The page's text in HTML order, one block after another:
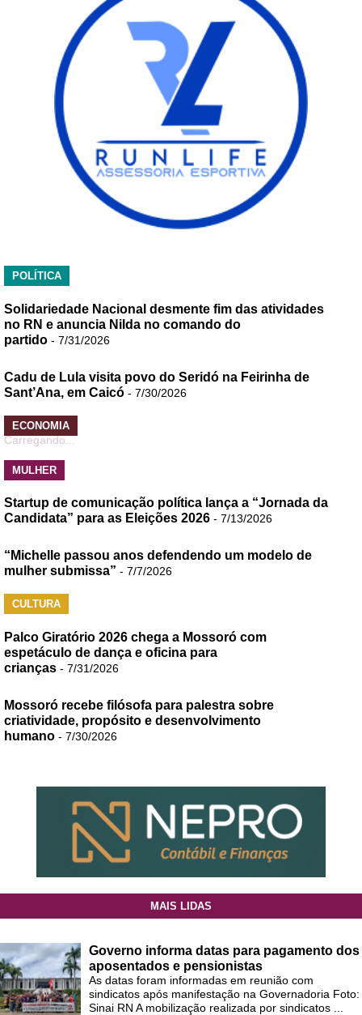
POLÍTICA
Solidariedade Nacional desmente fim das atividades
no RN e anuncia Nilda no comando do
partido - 7/31/2026
Cadu de Lula visita povo do Seridó na Feirinha de
Sant’Ana, em Caicó - 7/30/2026
ECONOMIA
Carregando...
MULHER
Startup de comunicação política lança a “Jornada da
Candidata” para as Eleições 2026 - 7/13/2026
“Michelle passou anos defendendo um modelo de
mulher submissa” - 7/7/2026
CULTURA
Palco Giratório 2026 chega a Mossoró com
espetáculo de dança e oficina para
crianças - 7/31/2026
Mossoró recebe filósofa para palestra sobre
criatividade, propósito e desenvolvimento
humano - 7/30/2026
MAIS LIDAS
Governo informa datas para pagamento dos
aposentados e pensionistas
As datas foram informadas em reunião com
sindicatos após manifestação na Governadoria Foto:
Sinai RN A mobilização realizada por sindicatos ...